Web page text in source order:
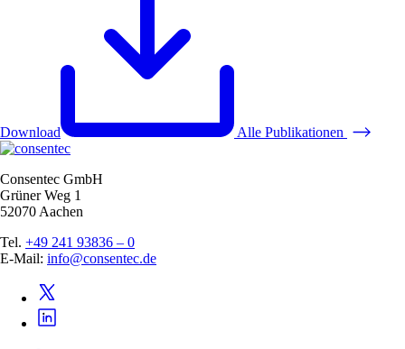
Download Alle Publikationen
Consentec GmbH
Grüner Weg 1
52070 Aachen
Tel. +49 241 93836 – 0
E-Mail: info@consentec.de